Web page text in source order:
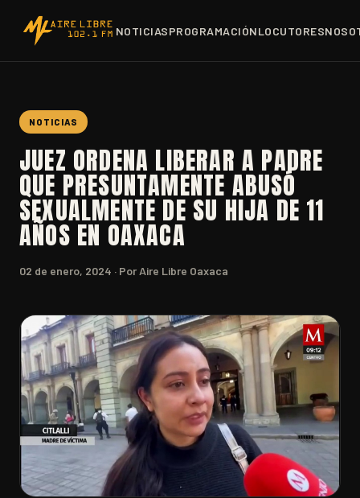
NOTICIASPROGRAMACIÓNLOCUTORES
NOTICIAS
JUEZ ORDENA LIBERAR A PADRE
QUE PRESUNTAMENTE ABUSÓ
SEXUALMENTE DE SU HIJA DE 11
AÑOS EN OAXACA
02 de enero, 2024 · Por Aire Libre Oaxaca